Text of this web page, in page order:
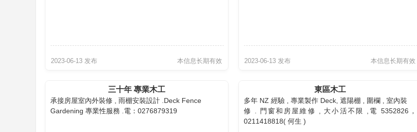
本信息长期有效
2023-06-13 发布 本信息长期有效
2023-06-13 发布
三十年 專業木工
承接房屋室內外裝修 , 雨棚安裝設計 .Deck Fence
Gardening 專業性服務 .電：0276879319
東區木工
多年 NZ 經驗 , 專業製作 Deck, 遮陽棚 , 圍欄 , 室內裝
修 . 門窗和房屋維修 , 大小活不限 ,電 5352826，
0211418818( 何生 )